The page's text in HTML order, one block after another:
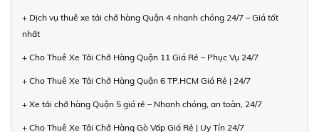
+ Dịch vụ thuê xe tải chở hàng Quận 4 nhanh chóng 24/7 – Giá tốt
nhất
+ Cho Thuê Xe Tải Chở Hàng Quận 11 Giá Rẻ – Phục Vụ 24/7
+ Cho Thuê Xe Tải Chở Hàng Quận 6 TP.HCM Giá Rẻ | 24/7
+ Xe tải chở hàng Quận 5 giá rẻ – Nhanh chóng, an toàn, 24/7
+ Cho Thuê Xe Tải Chở Hàng Gò Vấp Giá Rẻ | Uy Tín 24/7